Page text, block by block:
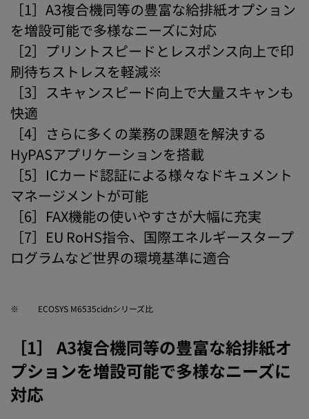
［1］A3複合機同等の豊富な給排紙オプション
を増設可能で多様なニーズに対応
［2］プリントスピードとレスポンス向上で印
刷待ちストレスを軽減※
［3］スキャンスピード向上で大量スキャンも
快適
［4］さらに多くの業務の課題を解決する
HyPASアプリケーションを搭載
［5］ICカード認証による様々なドキュメント
マネージメントが可能
［6］FAX機能の使いやすさが大幅に充実
［7］EU RoHS指令、国際エネルギースタープ
ログラムなど世界の環境基準に適合
※ ECOSYS M6535cidnシリーズ比
［1］ A3複合機同等の豊富な給排紙オ
プションを増設可能で多様なニーズに
対応